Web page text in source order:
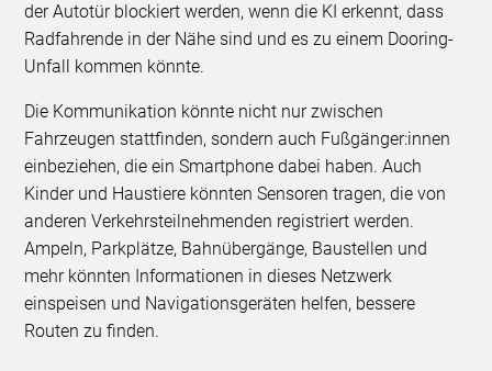
der Autotür blockiert werden, wenn die KI erkennt, dass
Radfahrende in der Nähe sind und es zu einem Dooring-
Unfall kommen könnte.
Die Kommunikation könnte nicht nur zwischen
Fahrzeugen stattfinden, sondern auch Fußgänger:innen
einbeziehen, die ein Smartphone dabei haben. Auch
Kinder und Haustiere könnten Sensoren tragen, die von
anderen Verkehrsteilnehmenden registriert werden.
Ampeln, Parkplätze, Bahnübergänge, Baustellen und
mehr könnten Informationen in dieses Netzwerk
einspeisen und Navigationsgeräten helfen, bessere
Routen zu finden.